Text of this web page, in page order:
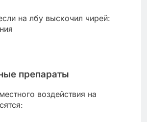
препараты
воздействия на